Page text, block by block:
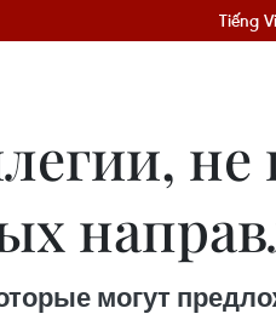
Tiếng
могут